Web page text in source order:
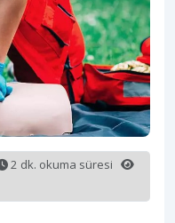
2 dk. okuma süresi